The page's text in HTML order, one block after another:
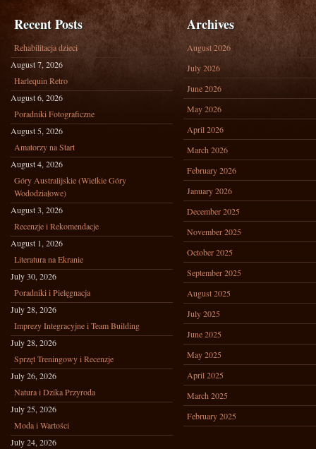
Recent Posts
Rehabilitacja dzieci
August 7, 2026
Harlequin Retro
August 6, 2026
Poradniki Fotograficzne
August 5, 2026
Amatorzy na Start
August 4, 2026
Góry Australijskie (Wielkie Góry
Wododziałowe)
August 3, 2026
Recenzje i Rekomendacje
August 1, 2026
Literatura na Ekranie
July 30, 2026
Poradniki i Pielęgnacja
July 28, 2026
Imprezy Integracyjne i Team Building
July 28, 2026
Sprzęt Treningowy i Recenzje
July 26, 2026
Natura i Dzika Przyroda
July 25, 2026
Moda i Wartości
July 24, 2026
Archives
August 2026
July 2026
June 2026
May 2026
April 2026
March 2026
February 2026
January 2026
December 2025
November 2025
October 2025
September 2025
August 2025
July 2025
June 2025
May 2025
April 2025
March 2025
February 2025